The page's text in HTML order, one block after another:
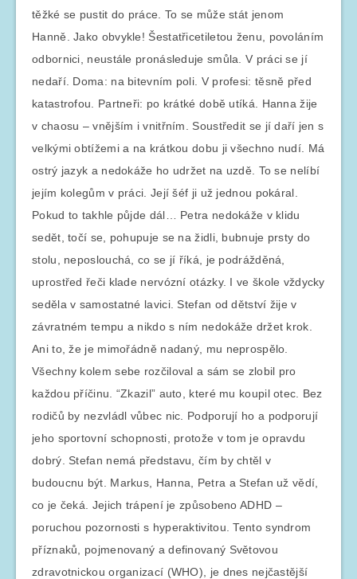
těžké se pustit do práce. To se může stát jenom
Hanně. Jako obvykle! Šestatřicetiletou ženu, povoláním
odbornici, neustále pronásleduje smůla. V práci se jí
nedaří. Doma: na bitevním poli. V profesi: těsně před
katastrofou. Partneři: po krátké době utíká. Hanna žije
v chaosu – vnějším i vnitřním. Soustředit se jí daří jen s
velkými obtížemi a na krátkou dobu ji všechno nudí. Má
ostrý jazyk a nedokáže ho udržet na uzdě. To se nelíbí
jejím kolegům v práci. Její šéf ji už jednou pokáral.
Pokud to takhle půjde dál… Petra nedokáže v klidu
sedět, točí se, pohupuje se na židli, bubnuje prsty do
stolu, neposlouchá, co se jí říká, je podrážděná,
uprostřed řeči klade nervózní otázky. I ve škole vždycky
seděla v samostatné lavici. Stefan od dětství žije v
závratném tempu a nikdo s ním nedokáže držet krok.
Ani to, že je mimořádně nadaný, mu neprospělo.
Všechny kolem sebe rozčiloval a sám se zlobil pro
každou příčinu. “Zkazil” auto, které mu koupil otec. Bez
rodičů by nezvládl vůbec nic. Podporují ho a podporují
jeho sportovní schopnosti, protože v tom je opravdu
dobrý. Stefan nemá představu, čím by chtěl v
budoucnu být. Markus, Hanna, Petra a Stefan už vědí,
co je čeká. Jejich trápení je způsobeno ADHD –
poruchou pozornosti s hyperaktivitou. Tento syndrom
příznaků, pojmenovaný a definovaný Světovou
zdravotnickou organizací (WHO), je dnes nejčastější